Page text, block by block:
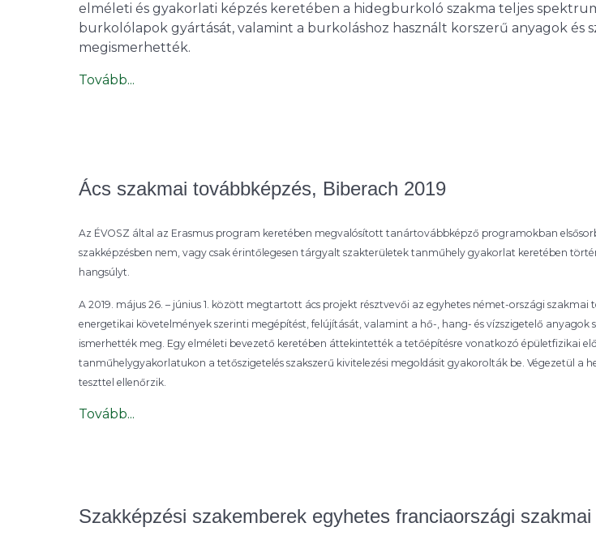
elméleti és gyakorlati képzés keretében a hidegburkoló szakma teljes
burkolólapok gyártását, valamint a burkoláshoz használt korszerű anyagok és
megismerhették.
Tovább...
Ács szakmai továbbképzés, Biberach 2019
Az ÉVOSZ által az Erasmus program keretében megvalósított tanártovábbképző programokban
szakképzésben nem, vagy csak érintőlegesen tárgyalt szakterületek tanműhely gyakorlat keretében
hangsúlyt.
A 2019. május 26. – június 1. között megtartott ács projekt résztvevői az egyhetes német-országi
energetikai követelmények szerinti megépítést, felújítását, valamint a hő-, hang- és vízszigetelő anyagok
ismerhették meg. Egy elméleti bevezető keretében áttekintették a tetőépítésre vonatkozó épületfizikai
tanműhelygyakorlatukon a tetőszigetelés szakszerű kivitelezési megoldásit gyakorolták be. Végezetül a
teszttel ellenőrzik.
Tovább...
Szakképzési szakemberek egyhetes franciaországi